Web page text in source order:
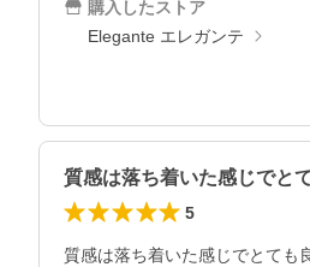
購入したストア
Elegante エレガンテ
質感は落ち着いた感じでと
5
質感は落ち着いた感じでとても